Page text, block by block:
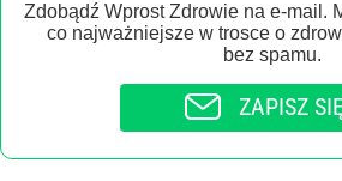
Zdobądź Wprost Zdrowie na e-mail.
co najważniejsze w trosce o
bez spamu.
ZAPISZ